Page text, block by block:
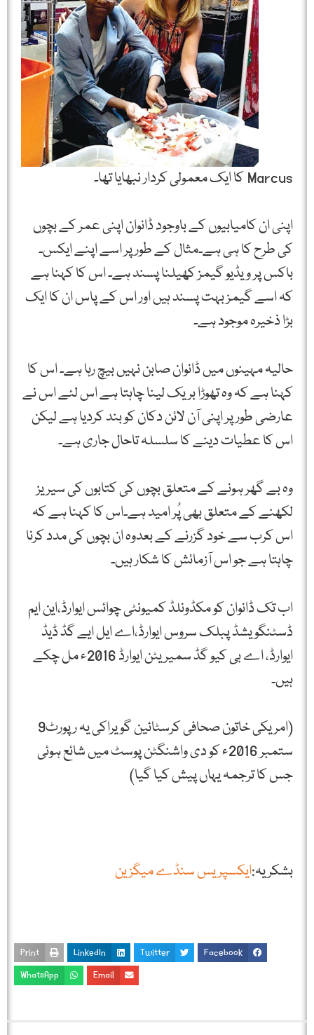
Marcus کا ایک معمولی کردار نبھایا تھا۔
اپنی ان کامیابیوں کے باوجود ڈانوان اپنی عمر کے بچوں
کی طرح کا ہی ہے۔مثال کے طور پر اسے اپنے ایکس۔
باکس پر ویڈیو گیمز کھیلنا پسند ہے۔ اس کا کہنا ہے
کہ اسے گیمز بہت پسند ہیں اور اس کے پاس ان کا ایک
بڑا ذخیرہ موجود ہے۔
حالیہ مہینوں میں ڈانوان صابن نہیں بیچ رہا ہے۔ اس کا
کہنا ہے کہ وہ تھوڑا بریک لینا چاہتا ہے اس لئے اس نے
عارضی طور پر اپنی آن لائن دکان کو بند کردیا ہے لیکن
اس کا عطیات دینے کا سلسلہ تاحال جاری ہے۔
وہ بے گھر ہونے کے متعلق بچوں کی کتابوں کی سیریز
لکھنے کے متعلق بھی پُر امید ہے۔اس کا کہنا ہے کہ
اس کرب سے خود گزرنے کے بعدوہ ان بچوں کی مدد کرنا
چاہتا ہے جو اس آزمائش کا شکار ہیں۔
اب تک ڈانوان کو مکڈونلڈ کمیونٹی چوائس ایوارڈ،این ایم
ڈسٹنگویشڈ پبلک سروس ایوارڈ،اے ایل ایے گڈ ڈیڈ
ایوارڈ، اے بی کیو گڈ سمیریٹن ایوارڈ 2016ء مل چکے
ہیں۔
(امریکی خاتون صحافی کرسٹائین گویراکی یہ رپورٹ9
ستمبر 2016ء کو دی واشنگٹن پوسٹ میں شائع ہوئی
جس کا ترجمہ یہاں پیش کیا گیا)
بشکریہ:ایکسپریس سنڈے میگزین
Facebook
Twitter
LinkedIn
Print
Email
WhatsApp